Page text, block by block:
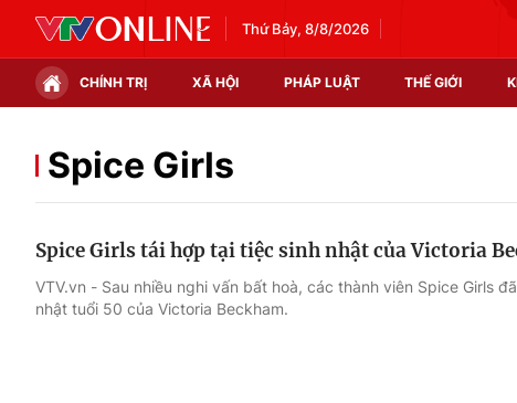
Thứ Bảy, 8/8/2026
CHÍNH TRỊ XÃ HỘI PHÁP LUẬT THẾ GIỚI
Chính trị
Thế giới đó đây
Spice Girls
Spice Girls tái hợp tại tiệc sinh nhật của Victoria
VTV.vn - Sau nhiều nghi vấn bất hoà, các thành viên Spice Girls
nhật tuổi 50 của Victoria Beckham.